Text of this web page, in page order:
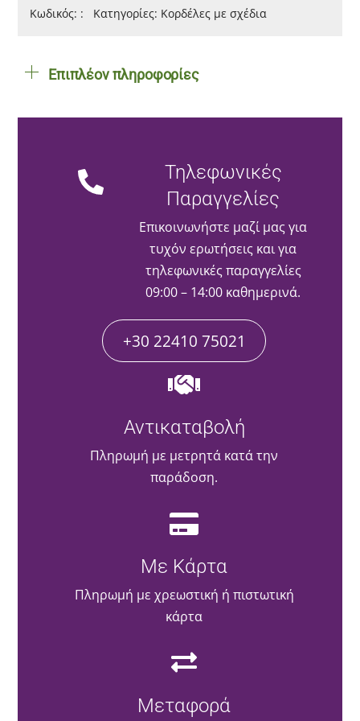
Κωδικός: : Κατηγορίες: Κορδέλες με σχέδια
Επιπλέον πληροφορίες
Τηλεφωνικές
Παραγγελίες
Επικοινωνήστε μαζί μας για
τυχόν ερωτήσεις και για
τηλεφωνικές παραγγελίες
09:00 – 14:00 καθημερινά.
+30 22410 75021
Αντικαταβολή
Πληρωμή με μετρητά κατά την
παράδοση.
Με Κάρτα
Πληρωμή με χρεωστική ή πιστωτική
κάρτα
Μεταφορά